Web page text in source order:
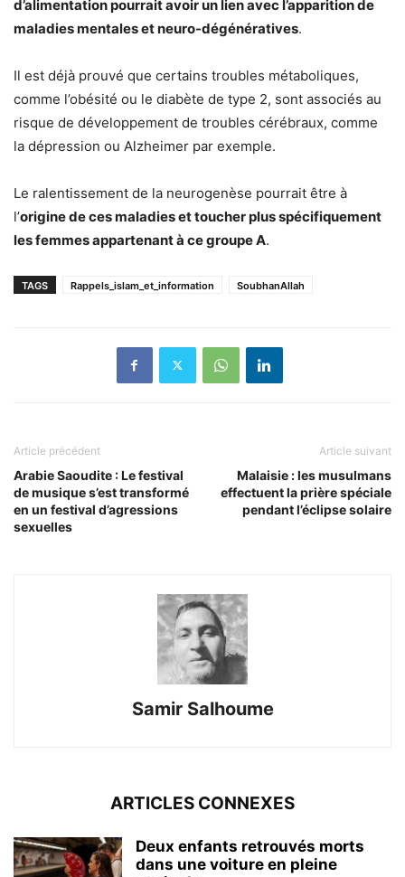
d’alimentation pourrait avoir un lien avec l’apparition de
maladies mentales et neuro-dégénératives.
Il est déjà prouvé que certains troubles métaboliques,
comme l’obésité ou le diabète de type 2, sont associés au
risque de développement de troubles cérébraux, comme
la dépression ou Alzheimer par exemple.
Le ralentissement de la neurogenèse pourrait être à
l’origine de ces maladies et toucher plus spécifiquement
les femmes appartenant à ce groupe A.
TAGS Rappels_islam_et_information SoubhanAllah
Article précédent
Arabie Saoudite : Le festival
de musique s’est transformé
en un festival d’agressions
sexuelles
Article suivant
Malaisie : les musulmans
effectuent la prière spéciale
pendant l’éclipse solaire
Samir Salhoume
ARTICLES CONNEXES
Deux enfants retrouvés morts
dans une voiture en pleine